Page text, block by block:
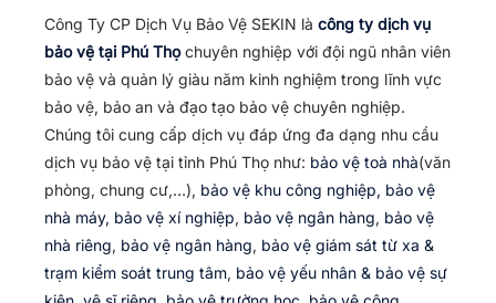
Công Ty CP Dịch Vụ Bảo Vệ SEKIN là công ty dịch vụ
bảo vệ tại Phú Thọchuyên nghiệp với đội ngũ nhân viên
bảo vệ và quản lý giàu năm kinh nghiệm trong lĩnh vực
bảo vệ, bảo an và đạo tạo bảo vệ chuyên nghiệp.
Chúng tôi cung cấp dịch vụ đáp ứng đa dạng nhu cầu
dịch vụ bảo vệ tại tỉnh Phú Thọ như: bảo vệ toà nhà(văn
phòng, chung cư,…), bảo vệ khu công nghiệp, bảo vệ
nhà máy, bảo vệ xí nghiệp, bảo vệ ngân hàng, bảo vệ
nhà riêng, bảo vệ ngân hàng, bảo vệ giám sát từ xa &
trạm kiểm soát trung tâm, bảo vệ yếu nhân & bảo vệ sự